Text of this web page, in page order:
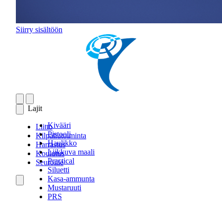
Siirry sisältöön
Lajit
Kivääri
Pistooli
Haulikko
Liikkuva maali
Practical
Siluetti
Kasa-ammunta
Mustaruuti
PRS
Liitto
Kilpailutoiminta
Harrastus
Koulutus
Seuroille